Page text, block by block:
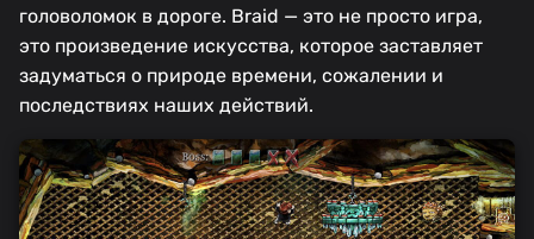
головоломок в дороге. Braid — это не просто игра,
это произведение искусства, которое заставляет
задуматься о природе времени, сожалении и
последствиях наших действий.